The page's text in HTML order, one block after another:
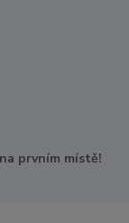
prvním místě!